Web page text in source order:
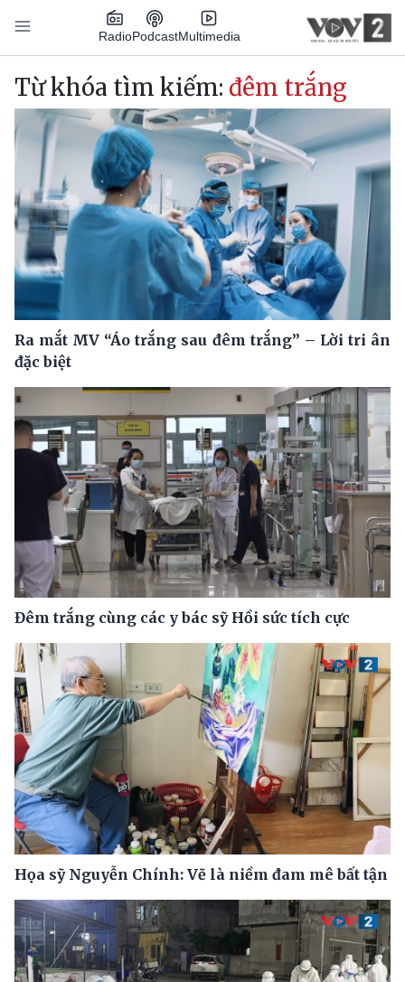
Nhảy đến nội dung
RadioPodcastMultimedia
Main navigation
Từ khóa tìm kiếm: đêm trắng
Ra mắt MV “Áo trắng sau đêm trắng” – Lời tri ân
đặc biệt
Đêm trắng cùng các y bác sỹ Hồi sức tích cực
Họa sỹ Nguyễn Chính: Vẽ là niềm đam mê bất tận